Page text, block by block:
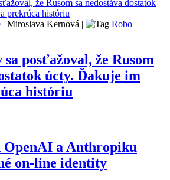
| Miroslava Kernová |
Robo
posťažoval, že Rusom
úcty. Ďakuje im
históriu
OpenAI a Anthropiku
on-line identity